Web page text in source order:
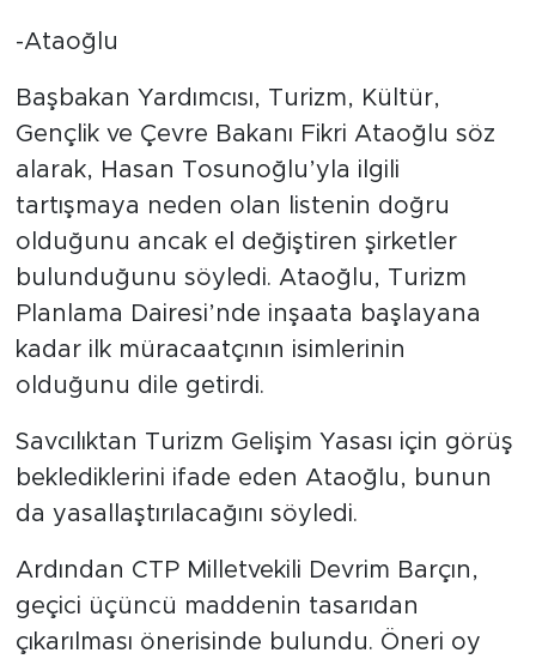
-Ataoğlu
Başbakan Yardımcısı, Turizm, Kültür,
Gençlik ve Çevre Bakanı Fikri Ataoğlu söz
alarak, Hasan Tosunoğlu’yla ilgili
tartışmaya neden olan listenin doğru
olduğunu ancak el değiştiren şirketler
bulunduğunu söyledi. Ataoğlu, Turizm
Planlama Dairesi’nde inşaata başlayana
kadar ilk müracaatçının isimlerinin
olduğunu dile getirdi.
Savcılıktan Turizm Gelişim Yasası için görüş
beklediklerini ifade eden Ataoğlu, bunun
da yasallaştırılacağını söyledi.
Ardından CTP Milletvekili Devrim Barçın,
geçici üçüncü maddenin tasarıdan
çıkarılması önerisinde bulundu. Öneri oy